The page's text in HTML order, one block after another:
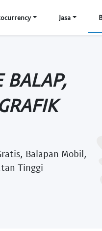
Jasa
BALAP,
Balapan Mobil,
Tinggi